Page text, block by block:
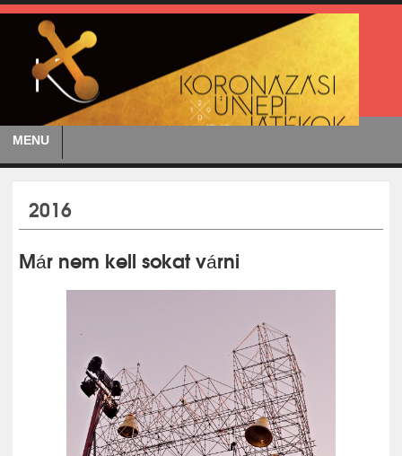
MENU
2016
Már nem kell sokat várni